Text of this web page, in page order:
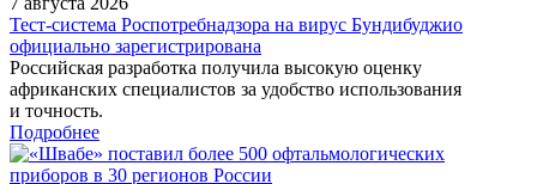
Тест‑система Роспотребнадзора на вирус Бундибуджио
официально зарегистрирована
Российская разработка получила высокую оценку
африканских специалистов за удобство использования
и точность.
Подробнее